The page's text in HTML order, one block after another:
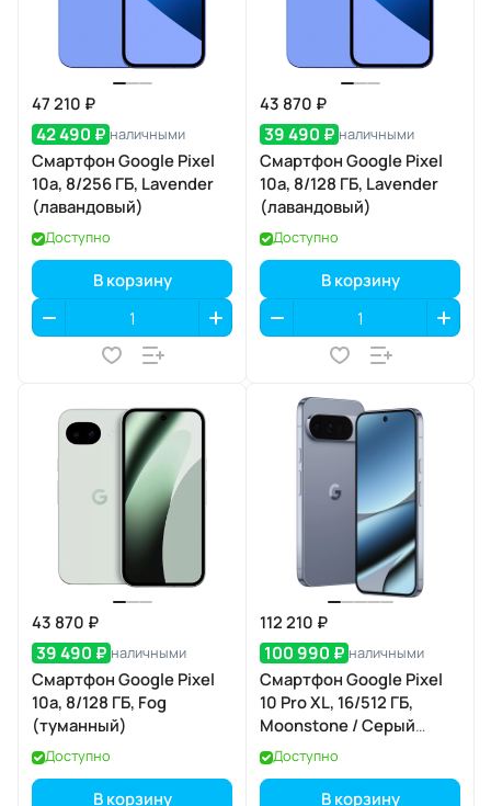
47 210 ₽
42 490 ₽ наличными
Смартфон Google Pixel
10a, 8/256 ГБ, Lavender
(лавандовый)
Доступно
В корзину
43 870 ₽
39 490 ₽ наличными
Смартфон Google Pixel
10a, 8/128 ГБ, Lavender
(лавандовый)
Доступно
В корзину
43 870 ₽
39 490 ₽ наличными
Смартфон Google Pixel
10a, 8/128 ГБ, Fog
(туманный)
Доступно
В корзину
112 210 ₽
100 990 ₽ наличными
Смартфон Google Pixel
10 Pro XL, 16/512 ГБ,
Moonstone / Серый
Лунный Камень
Доступно
В корзину